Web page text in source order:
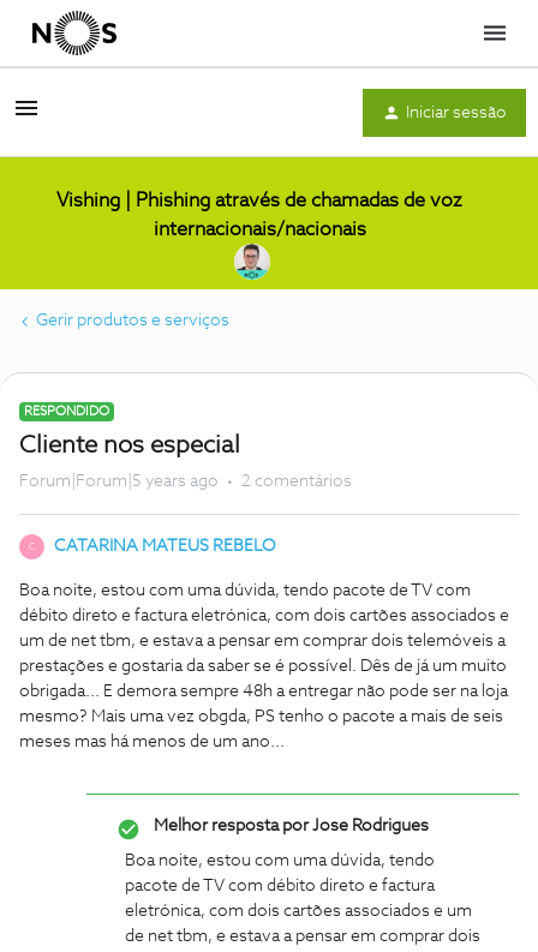
Menu
Iniciar sessão
Vishing | Phishing através de chamadas de voz
internacionais/nacionais
Gerir produtos e serviços
RESPONDIDO
Cliente nos especial
Forum|Forum|5 years ago 2 comentários
C CATARINA MATEUS REBELO
Boa noite, estou com uma dúvida, tendo pacote de TV com
débito direto e factura eletrónica, com dois cartões associados e
um de net tbm, e estava a pensar em comprar dois telemóveis a
prestações e gostaria da saber se é possível. Dês de já um muito
obrigada... E demora sempre 48h a entregar não pode ser na loja
mesmo? Mais uma vez obgda, PS tenho o pacote a mais de seis
meses mas há menos de um ano...
Melhor resposta porJose Rodrigues
Boa noite, estou com uma dúvida, tendo
pacote de TV com débito direto e factura
eletrónica, com dois cartões associados e um
de net tbm, e estava a pensar em comprar dois